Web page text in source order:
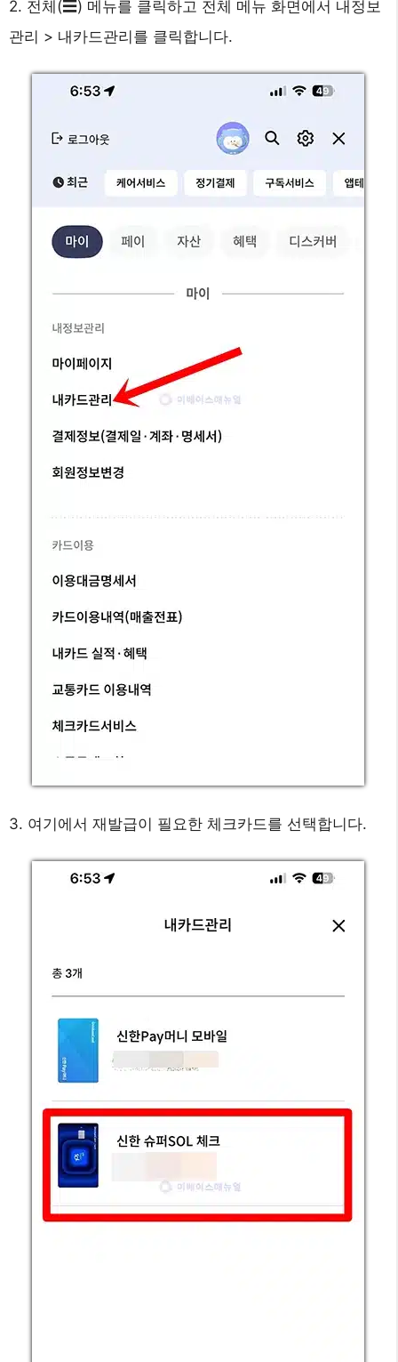
2. 전체(☰) 메뉴를 클릭하고 전체 메뉴 화면에서 내정보
관리 > 내카드관리를 클릭합니다.
3. 여기에서 재발급이 필요한 체크카드를 선택합니다.